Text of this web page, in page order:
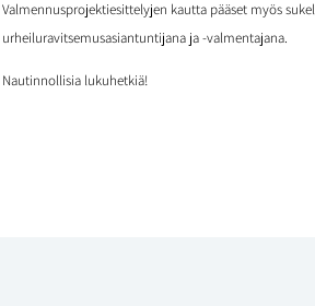
Valmennusprojektiesittelyjen kautta pääset myös
urheiluravitsemusasiantuntijana ja -valmentajana.
Nautinnollisia lukuhetkiä!